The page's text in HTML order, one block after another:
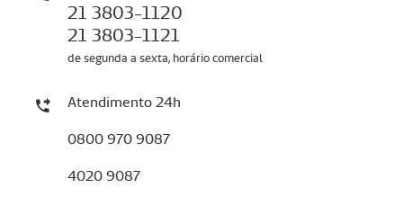
21 3803-1120
21 3803-1121
de segunda a sexta, horário comercial
Atendimento 24h
0800 970 9087
4020 9087